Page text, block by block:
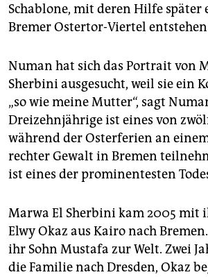
Schablone, mit deren Hilfe
Bremer Ostertor-Viertel
Numan hat sich das Portrait von
Sherbini ausgesucht, weil sie ein
„so wie meine Mutter“, sagt
Dreizehnjährige ist eines von
während der Osterferien an
rechter Gewalt in Bremen
ist eines der prominentesten
Marwa El Sherbini kam 2005 mit
Elwy Okaz aus Kairo nach
ihr Sohn Mustafa zur Welt. Zwei
die Familie nach Dresden, Okaz